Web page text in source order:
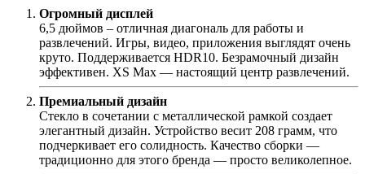
Огромный дисплей
6,5 дюймов – отличная диагональ для работы и
развлечений. Игры, видео, приложения выглядят очень
круто. Поддерживается HDR10. Безрамочный дизайн
эффективен. XS Max — настоящий центр развлечений.
Премиальный дизайн
Стекло в сочетании с металлической рамкой создает
элегантный дизайн. Устройство весит 208 грамм, что
подчеркивает его солидность. Качество сборки —
традиционно для этого бренда — просто великолепное.